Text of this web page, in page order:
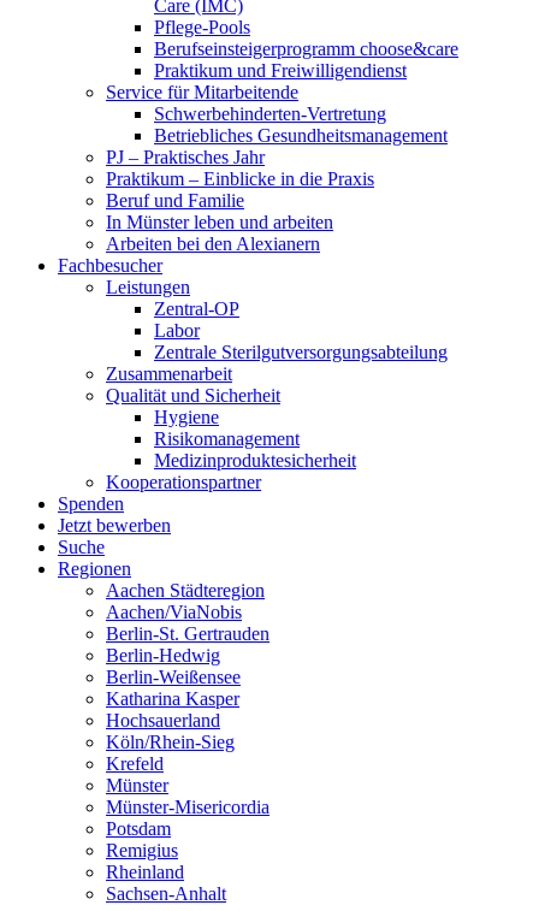
Care (IMC)
Pflege-Pools
Berufseinsteigerprogramm choose&care
Praktikum und Freiwilligendienst
Service für Mitarbeitende
Schwerbehinderten-Vertretung
Betriebliches Gesundheitsmanagement
PJ – Praktisches Jahr
Praktikum – Einblicke in die Praxis
Beruf und Familie
In Münster leben und arbeiten
Arbeiten bei den Alexianern
Fachbesucher
Leistungen
Zentral-OP
Labor
Zentrale Sterilgutversorgungsabteilung
Zusammenarbeit
Qualität und Sicherheit
Hygiene
Risikomanagement
Medizinproduktesicherheit
Kooperationspartner
Spenden
Jetzt bewerben
Suche
Regionen
Aachen Städteregion
Aachen/ViaNobis
Berlin-St. Gertrauden
Berlin-Hedwig
Berlin-Weißensee
Katharina Kasper
Hochsauerland
Köln/Rhein-Sieg
Krefeld
Münster
Münster-Misericordia
Potsdam
Remigius
Rheinland
Sachsen-Anhalt